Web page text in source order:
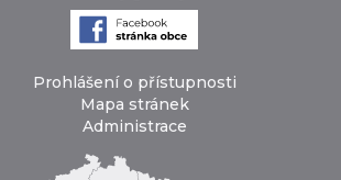
Prohlášení o přístupnosti
Mapa stránek
Administrace